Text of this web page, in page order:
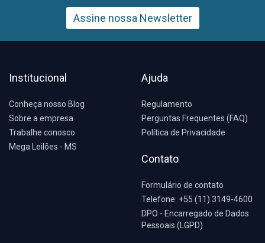
Assine nossa Newsletter
Institucional
Conheça nosso Blog
Sobre a empresa
Trabalhe conosco
Mega Leilões - MS
Ajuda
Regulamento
Perguntas Frequentes (FAQ)
Política de Privacidade
Contato
Formulário de contato
Telefone: +55 (11) 3149-4600
DPO - Encarregado de Dados
Pessoais (LGPD)